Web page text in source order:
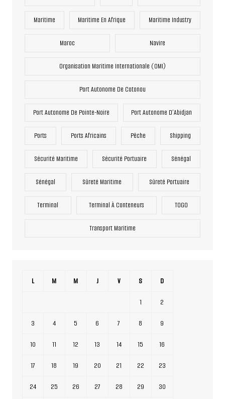
Maritime Maritime En Afrique Maritime Industry
Maroc Navire
Organisation Maritime Internationale (OMI)
Port Autonome De Cotonou
Port Autonome De Pointe-Noire Port Autonome D’Abidjan
Ports Ports Africains Pêche Shipping
Sécurité Maritime Sécurité Portuaire Sénégal
Sénégal Sûreté Maritime Sûreté Portuaire
Terminal Terminal À Conteneurs TOGO
Transport Maritime
L M M J V S D
1 2
3 4 5 6 7 8 9
10 11 12 13 14 15 16
17 18 19 20 21 22 23
24 25 26 27 28 29 30